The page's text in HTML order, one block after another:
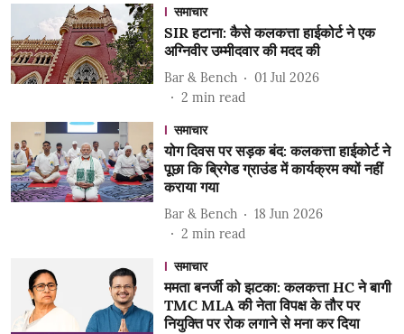
समाचार
SIR हटाना: कैसे कलकत्ता हाईकोर्ट ने एक
अग्निवीर उम्मीदवार की मदद की
Bar & Bench
01 Jul 2026
2 min read
समाचार
योग दिवस पर सड़क बंद: कलकत्ता हाईकोर्ट ने
पूछा कि ब्रिगेड ग्राउंड में कार्यक्रम क्यों नहीं
कराया गया
Bar & Bench
18 Jun 2026
2 min read
समाचार
ममता बनर्जी को झटका: कलकत्ता HC ने बागी
TMC MLA की नेता विपक्ष के तौर पर
नियुक्ति पर रोक लगाने से मना कर दिया